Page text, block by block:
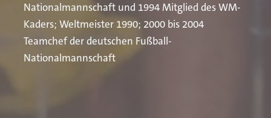
Nationalmannschaft und 1994 Mitglied des WM-
Kaders; Weltmeister 1990; 2000 bis 2004
Teamchef der deutschen Fußball-
Nationalmannschaft